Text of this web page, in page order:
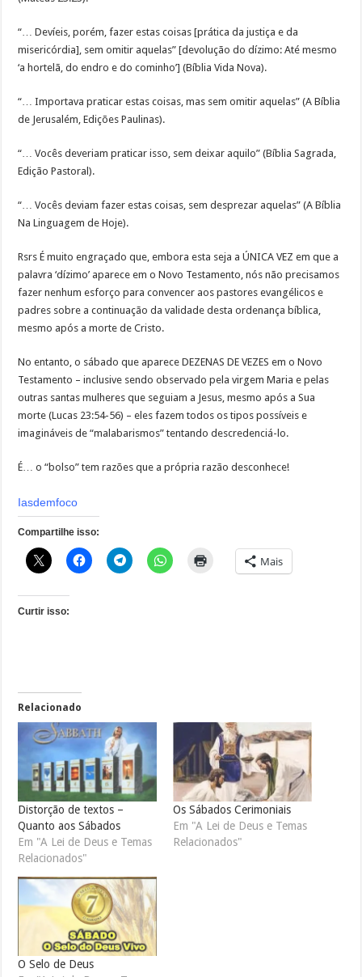
“… Devíeis, porém, fazer estas coisas [prática da justiça e da
misericórdia], sem omitir aquelas” [devolução do dízimo: Até mesmo
‘a hortelã, do endro e do cominho’] (Bíblia Vida Nova).
“… Importava praticar estas coisas, mas sem omitir aquelas” (A Bíblia
de Jerusalém, Edições Paulinas).
“… Vocês deveriam praticar isso, sem deixar aquilo” (Bíblia Sagrada,
Edição Pastoral).
“… Vocês deviam fazer estas coisas, sem desprezar aquelas” (A Bíblia
Na Linguagem de Hoje).
Rsrs É muito engraçado que, embora esta seja a ÚNICA VEZ em que a
palavra ‘dízimo’ aparece em o Novo Testamento, nós não precisamos
fazer nenhum esforço para convencer aos pastores evangélicos e
padres sobre a continuação da validade desta ordenança bíblica,
mesmo após a morte de Cristo.
No entanto, o sábado que aparece DEZENAS DE VEZES em o Novo
Testamento – inclusive sendo observado pela virgem Maria e pelas
outras santas mulheres que seguiam a Jesus, mesmo após a Sua
morte (Lucas 23:54-56) – eles fazem todos os tipos possíveis e
imagináveis de “malabarismos” tentando descredenciá-lo.
É… o “bolso” tem razões que a própria razão desconhece!
Iasdemfoco
Compartilhe isso:
Mais
Curtir isso:
Relacionado
Distorção de textos –
Quanto aos Sábados
Em "A Lei de Deus e Temas
Relacionados"
Os Sábados Cerimoniais
Em "A Lei de Deus e Temas
Relacionados"
O Selo de Deus